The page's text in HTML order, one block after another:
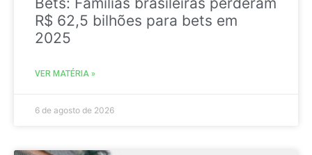
R$ 62,5 bilhões para bets em
2025
VER MATÉRIA »
6 de agosto de 2026